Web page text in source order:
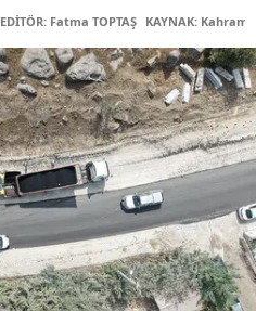
EDİTÖR: Fatma TOPTAŞ KAYNAK: